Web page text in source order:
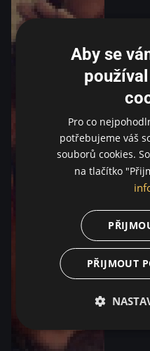
Aby se
Pro co
potřebujeme váš
souborů cookies.
na tlačítko
PŘIJMOUT